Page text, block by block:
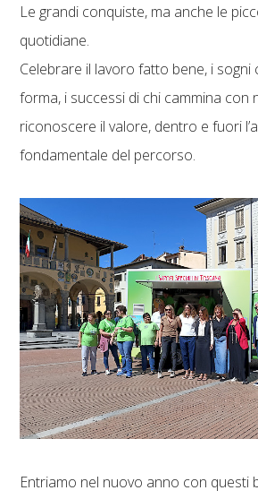
Le grandi conquiste, ma anche le
quotidiane.
Celebrare il lavoro fatto bene, i sogni
forma, i successi di chi cammina con
riconoscere il valore, dentro e fuori
fondamentale del percorso.
Entriamo nel nuovo anno con questi